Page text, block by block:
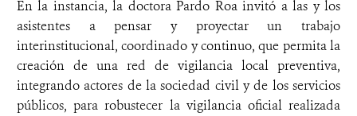
En la instancia, la doctora Pardo Roa invitó a las y los
asistentes a pensar y proyectar un trabajo
interinstitucional, coordinado y continuo, que permita la
creación de una red de vigilancia local preventiva,
integrando actores de la sociedad civil y de los servicios
públicos, para robustecer la vigilancia oficial realizada